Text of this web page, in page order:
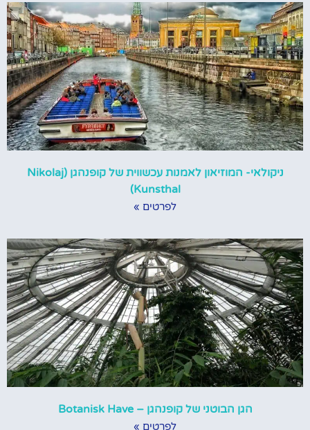
ניקולאי- המוזיאון לאמנות עכשווית של קופנהגן (Nikolaj
Kunsthal)
לפרטים »
הגן הבוטני של קופנהגן – Botanisk Have
לפרטים »